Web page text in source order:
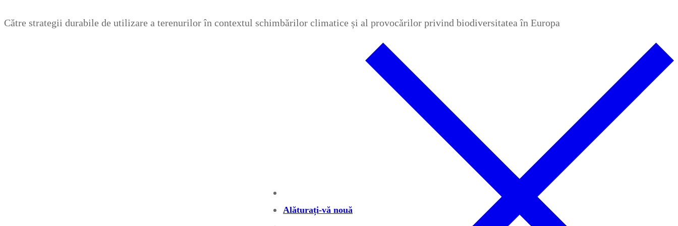
Inhalt
Către strategii durabile de utilizare a terenurilor în contextul schimbărilor climatice și al provocărilor privind biodiversitatea în Europa
Alăturați-vă nouă